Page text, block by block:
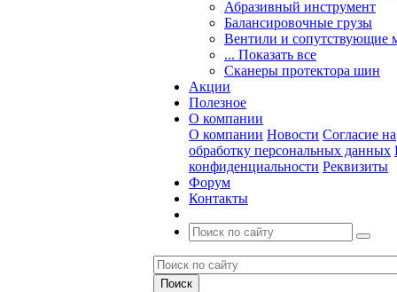
Абразивный инструмент
Балансировочные грузы
Вентили и сопутствующие
... Показать все
Сканеры протектора шин
Акции
Полезное
О компании
О компании Новости Согласие на
обработку персональных данных
конфиденциальности Реквизиты
Форум
Контакты